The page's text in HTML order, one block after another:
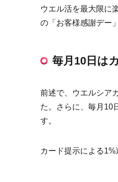
ウエル活を最大限に
の「お客様感謝デー
毎月10日は
前述で、ウエルシア
た。さらに、毎月10
す。
カード提示による